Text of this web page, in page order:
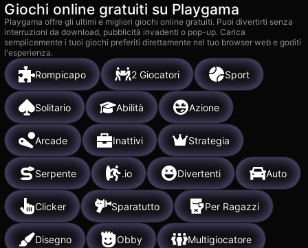
Giochi online gratuiti su Playgama
Playgama offre gli ultimi e migliori giochi online gratuiti. Puoi divertirti senza
interruzioni da download, pubblicità invadenti o pop-up. Carica
semplicemente i tuoi giochi preferiti direttamente nel tuo browser web e goditi
l'esperienza.
Rompicapo 2 Giocatori Sport
Solitario Abilità Azione
Arcade Inattivi Strategia
Serpente .io Divertenti Auto
Clicker Sparatutto Per Ragazzi
Disegno Obby Multigiocatore